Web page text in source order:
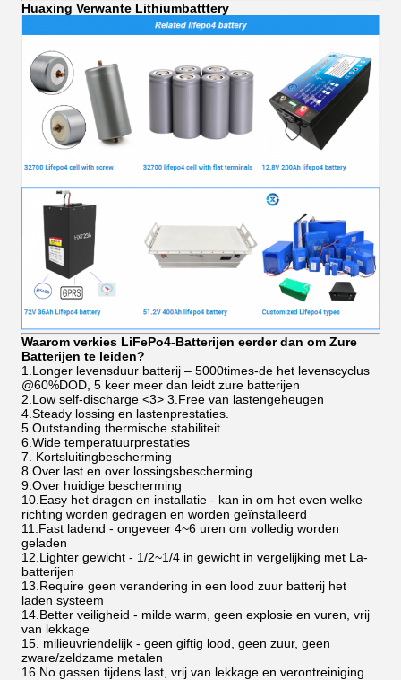
Huaxing Verwante Lithiumbatttery
Waarom verkies LiFePo4-Batterijen eerder dan om Zure
Batterijen te leiden?
1.Longer levensduur batterij – 5000times-de het levenscyclus
@60%DOD, 5 keer meer dan leidt zure batterijen
2.Low self-discharge <3> 3.Free van lastengeheugen
4.Steady lossing en lastenprestaties.
5.Outstanding thermische stabiliteit
6.Wide temperatuurprestaties
7. Kortsluitingbescherming
8.Over last en over lossingsbescherming
9.Over huidige bescherming
10.Easy het dragen en installatie - kan in om het even welke
richting worden gedragen en worden geïnstalleerd
11.Fast ladend - ongeveer 4~6 uren om volledig worden
geladen
12.Lighter gewicht - 1/2~1/4 in gewicht in vergelijking met La-
batterijen
13.Require geen verandering in een lood zuur batterij het
laden systeem
14.Better veiligheid - milde warm, geen explosie en vuren, vrij
van lekkage
15. milieuvriendelijk - geen giftig lood, geen zuur, geen
zware/zeldzame metalen
16.No gassen tijdens last, vrij van lekkage en verontreiniging